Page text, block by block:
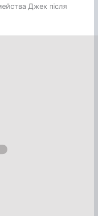
Джек після